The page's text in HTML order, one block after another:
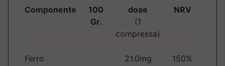
Componente
100
Gr.
dose
(1
compressa)
NRV
Ferro 21.0mg 150%